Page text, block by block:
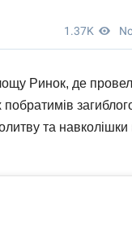
Ринок, де
та